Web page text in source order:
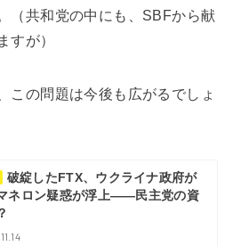
（共和党の中にも、SBFから献
すが）
この問題は今後も広がるでしょ
破綻したFTX、ウクライナ政府が
ネロン疑惑が浮上――民主党の資